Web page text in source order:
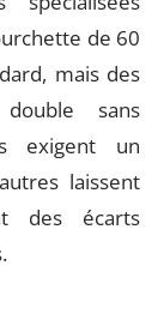
de 60
mais des
sans
exigent un
laissent
des écarts